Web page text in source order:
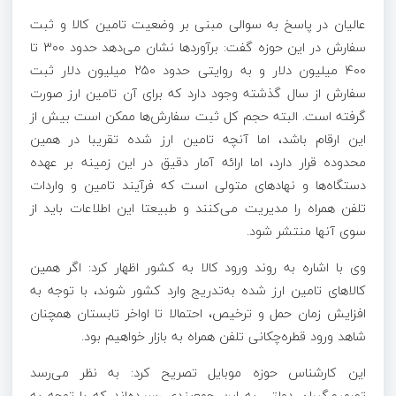
عالیان در پاسخ به سوالی مبنی بر وضعیت تامین کالا و ثبت
سفارش در این حوزه گفت: برآورد‌ها نشان می‌دهد حدود ۳۰۰ تا
۴۰۰ میلیون دلار و به روایتی حدود ۲۵۰ میلیون دلار ثبت
سفارش از سال گذشته وجود دارد که برای آن تامین ارز صورت
گرفته است. البته حجم کل ثبت سفارش‌ها ممکن است بیش از
این ارقام باشد، اما آنچه تامین ارز شده تقریبا در همین
محدوده قرار دارد، اما ارائه آمار دقیق در این زمینه بر عهده
دستگاه‌ها و نهاد‌های متولی است که فرآیند تامین و واردات
تلفن همراه را مدیریت می‌کنند و طبیعتا این اطلاعات باید از
سوی آنها منتشر شود.
وی با اشاره به روند ورود کالا به کشور اظهار کرد: اگر همین
کالا‌های تامین ارز شده به‌تدریج وارد کشور شوند، با توجه به
افزایش زمان حمل و ترخیص، احتمالا تا اواخر تابستان همچنان
شاهد ورود قطره‌چکانی تلفن همراه به بازار خواهیم بود.
این کارشناس حوزه موبایل تصریح کرد: به نظر می‌رسد